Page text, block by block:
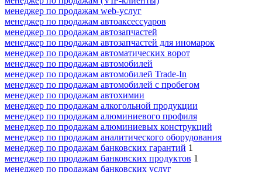
менеджер по продажам web-услуг
менеджер по продажам автоаксессуаров
менеджер по продажам автозапчастей
менеджер по продажам автозапчастей для иномарок
менеджер по продажам автоматических ворот
менеджер по продажам автомобилей
менеджер по продажам автомобилей Trade-In
менеджер по продажам автомобилей с пробегом
менеджер по продажам автохимии
менеджер по продажам алкогольной продукции
менеджер по продажам алюминиевого профиля
менеджер по продажам алюминиевых конструкций
менеджер по продажам аналитического оборудования
менеджер по продажам банковских гарантий 1
менеджер по продажам банковских продуктов 1
менеджер по продажам банковских услуг